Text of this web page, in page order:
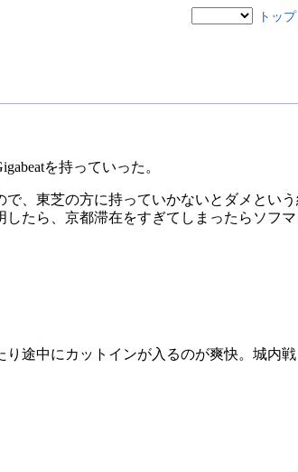
トップ
を持っていった。
、東芝の方に持っていかないとダメとい
たら、京都滞在をすぎてしまったらソフ
途中にカットインが入るのが爽快。城内戦